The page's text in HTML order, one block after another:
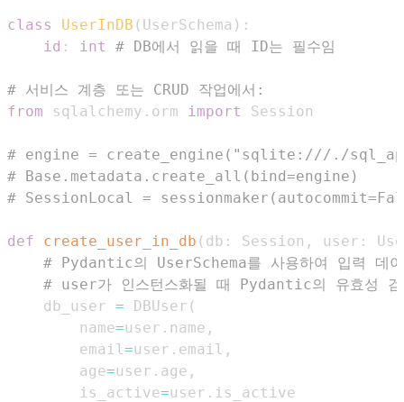
class UserInDB ( UserSchema ) :
id : int # DB에서 읽을 때 ID는 필수임
# 서비스 계층 또는 CRUD 작업에서:
from sqlalchemy . orm import
# engine = create_engine("sqlite:///./
# Base.metadata.create_all(bind=engine)
# SessionLocal =
def create_user_in_db ( db : Session , user :
# Pydantic의 UserSchema를 사용하여 입력 데
# user가 인스턴스화될 때 Pydantic의 유효성 검
    db_user
= DBUser (
        name
=user . name ,
        email
=user . email ,
        age
=user . age ,
        is_active
=user .